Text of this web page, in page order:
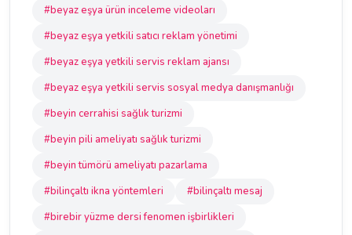
#beyaz eşya ürün inceleme videoları
#beyaz eşya yetkili satıcı reklam yönetimi
#beyaz eşya yetkili servis reklam ajansı
#beyaz eşya yetkili servis sosyal medya danışmanlığı
#beyin cerrahisi sağlık turizmi
#beyin pili ameliyatı sağlık turizmi
#beyin tümörü ameliyatı pazarlama
#bilinçaltı ikna yöntemleri
#bilinçaltı mesaj
#birebir yüzme dersi fenomen işbirlikleri